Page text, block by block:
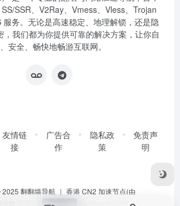
SSR、V2Ray、Vmess、Vless、Trojan
服务。无论是高速稳定、地理解锁，还是隐
，我们都为你提供可靠的解决方案，让你自
安全、畅快地畅游互联网。
友情链
接
广告合
作
隐私政
策
免责声
明
2025 翻翻墙导航 ｜ 香港 CN2 加速节点(由